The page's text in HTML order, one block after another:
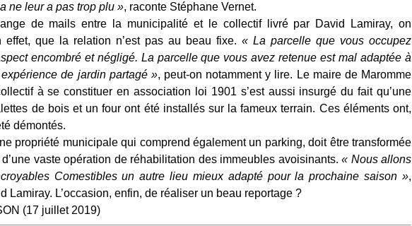
ne leur a pas trop plu », raconte Stéphane Vernet.
de mails entre la municipalité et le collectif livré par David Lamiray, on
effet, que la relation n’est pas au beau fixe. « La parcelle que vous occupez
encombré et négligé. La parcelle que vous avez retenue est mal adaptée à
de jardin partagé », peut-on notamment y lire. Le maire de Maromme
à se constituer en association loi 1901 s’est aussi insurgé du fait qu’une
de bois et un four ont été installés sur la fameux terrain. Ces éléments ont,
démontés.
propriété municipale qui comprend également un parking, doit être transformée
vaste opération de réhabilitation des immeubles avoisinants.« Nous allons
Comestibles un autre lieu mieux adapté pour la prochaine saison »,
Lamiray. L’occasion, enfin, de réaliser un beau reportage ?
(17 juillet 2019)